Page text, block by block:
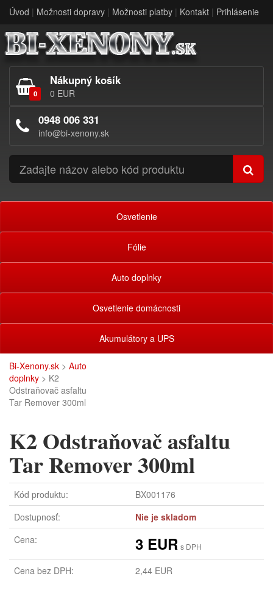
Úvod | Možnosti dopravy | Možnosti platby | Kontakt | Prihlásenie
0
Nákupný košík
0 EUR
0948 006 331
info@bi-xenony.sk
Osvetlenie
Fólie
Auto doplnky
Osvetlenie domácnosti
Akumulátory a UPS
Bi-Xenony.sk > Auto
doplnky > K2
Odstraňovač asfaltu
Tar Remover 300ml
K2 Odstraňovač asfaltu
Tar Remover 300ml
Kód produktu:
BX001176
Dostupnosť:
Nie je skladom
Cena:
3 EUR s DPH
Cena bez DPH: 2,44 EUR